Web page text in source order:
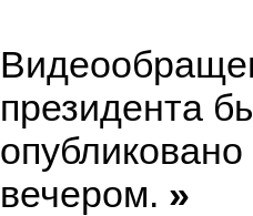
президента
вечером. »